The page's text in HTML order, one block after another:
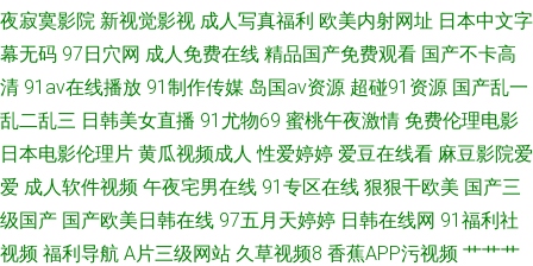
先锋a片 婷婷丁香一区二区亚洲 少妇福利导航 人妻在线官网 亚洲久热成人色
网 微拍福利导航 五月花激情
夜寂寞影院 新视觉影视 成人写真福利 欧美内射网址 日本中文字
幕无码 97日穴网 成人免费在线 精品国产免费观看 国产不卡高
清 91av在线播放 91制作传媒 岛国av资源 超碰91资源 国产乱一
乱二乱三 日韩美女直播 91尤物69 蜜桃午夜激情 免费伦理电影
日本电影伦理片 黄瓜视频成人 性爱婷婷 爱豆在线看 麻豆影院爱
爱 成人软件视频 午夜宅男在线 91专区在线 狠狠干欧美 国产三
级国产 国产欧美日韩在线 97五月天婷婷 日韩在线网 91福利社
视频 福利导航 A片三级网站 久草视频8 香蕉APP污视频 艹艹艹